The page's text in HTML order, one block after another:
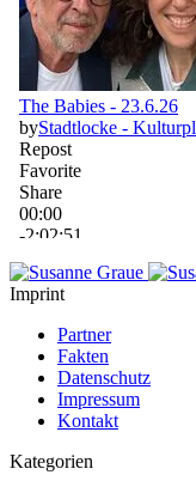
Imprint
Partner
Fakten
Datenschutz
Impressum
Kontakt
Kategorien